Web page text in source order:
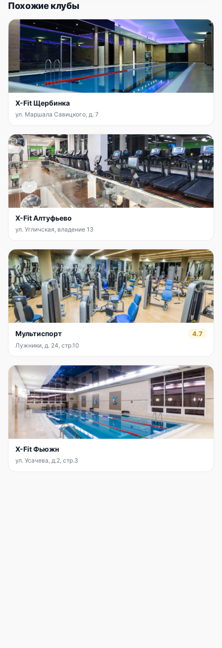
Похожие клубы
X-Fit Щербинка
ул. Маршала Савицкого, д. 7
X-Fit Алтуфьево
ул. Угличская, владение 13
Мультиспорт 4.7
Лужники, д. 24, стр.10
X-Fit Фьюжн
ул. Усачева, д.2, стр.3